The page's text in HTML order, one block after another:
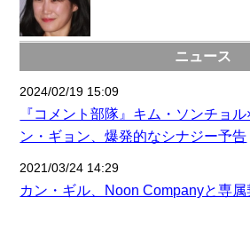
ニュース
2024/02/19 15:09
『コメント部隊』キム・ソンチョ
ン・ギョン、爆発的なシナジー予告
2021/03/24 14:29
カン・ギル、Noon Companyと専